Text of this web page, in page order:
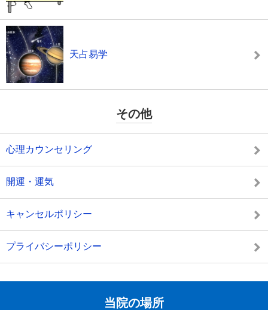
天占易学
その他
心理カウンセリング
開運・運気
キャンセルポリシー
プライバシーポリシー
当院の場所